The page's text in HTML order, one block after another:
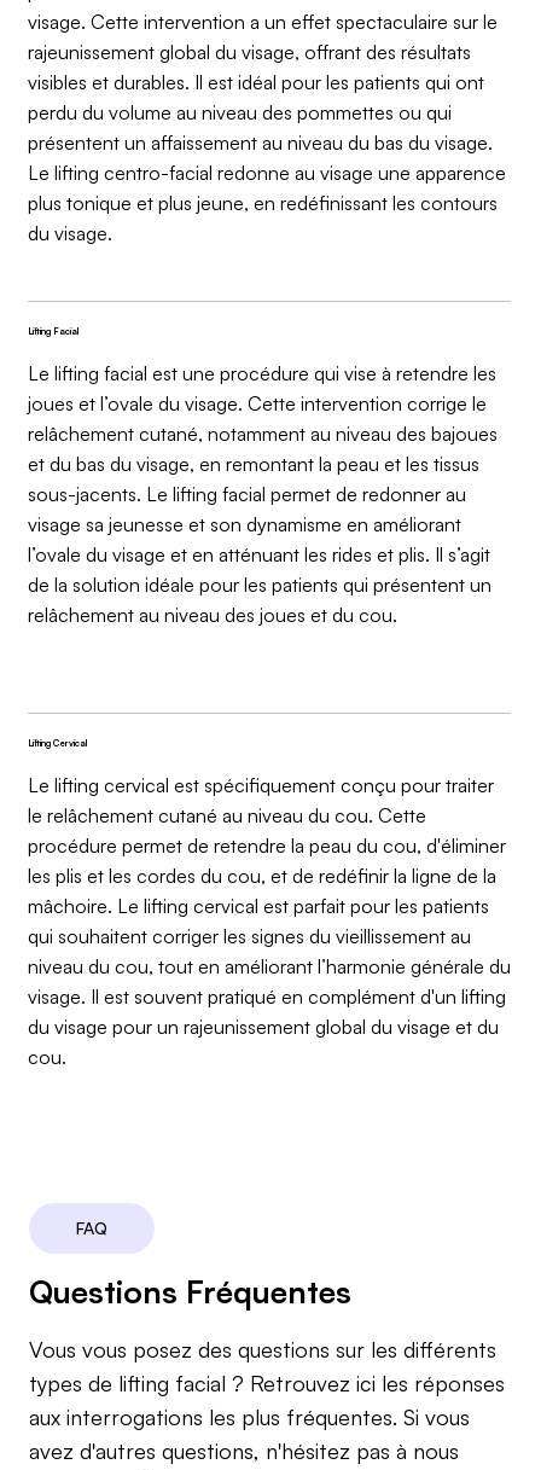
visage. Cette intervention a un effet spectaculaire sur le
rajeunissement global du visage, offrant des résultats
visibles et durables. Il est idéal pour les patients qui ont
perdu du volume au niveau des pommettes ou qui
présentent un affaissement au niveau du bas du visage.
Le lifting centro-facial redonne au visage une apparence
plus tonique et plus jeune, en redéfinissant les contours
du visage.
Lifting Facial
Le lifting facial est une procédure qui vise à retendre les
joues et l’ovale du visage. Cette intervention corrige le
relâchement cutané, notamment au niveau des bajoues
et du bas du visage, en remontant la peau et les tissus
sous-jacents. Le lifting facial permet de redonner au
visage sa jeunesse et son dynamisme en améliorant
l’ovale du visage et en atténuant les rides et plis. Il s’agit
de la solution idéale pour les patients qui présentent un
relâchement au niveau des joues et du cou.
Lifting Cervical
Le lifting cervical est spécifiquement conçu pour traiter
le relâchement cutané au niveau du cou. Cette
procédure permet de retendre la peau du cou, d'éliminer
les plis et les cordes du cou, et de redéfinir la ligne de la
mâchoire. Le lifting cervical est parfait pour les patients
qui souhaitent corriger les signes du vieillissement au
niveau du cou, tout en améliorant l’harmonie générale du
visage. Il est souvent pratiqué en complément d'un lifting
du visage pour un rajeunissement global du visage et du
cou.
FAQ
Questions Fréquentes
Vous vous posez des questions sur les différents
types de lifting facial ? Retrouvez ici les réponses
aux interrogations les plus fréquentes. Si vous
avez d'autres questions, n'hésitez pas à nous